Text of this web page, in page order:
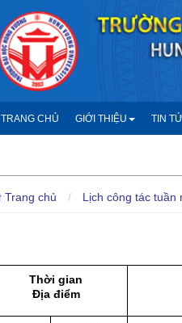
TRANG CHỦ GIỚI THIỆU TIN
Trang chủ / Lịch công tác tuần
Thời gian
Địa điểm